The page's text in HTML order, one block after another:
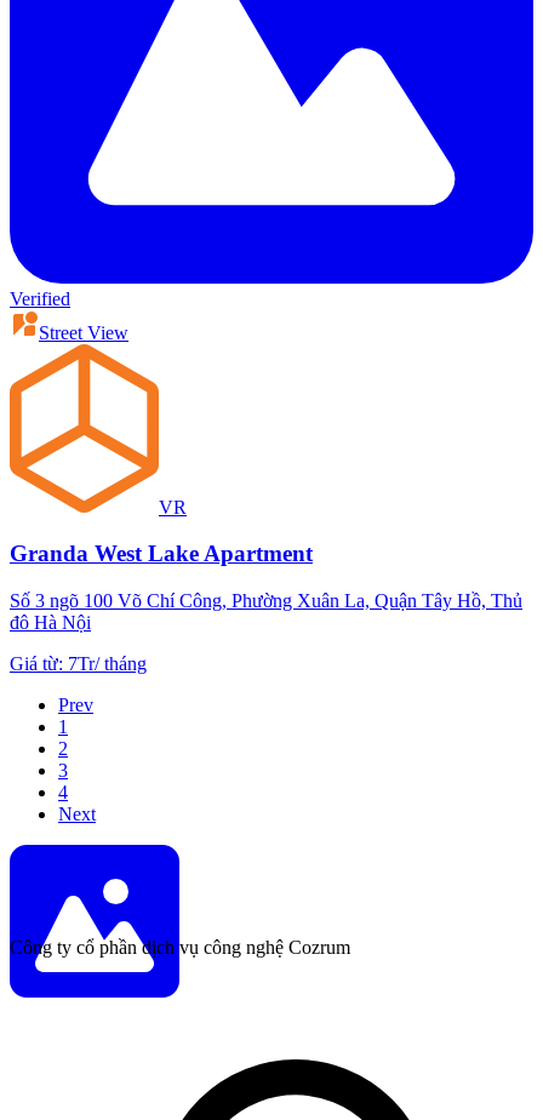
Verified
Street View
VR
Granda West Lake Apartment
Số 3 ngõ 100 Võ Chí Công, Phường Xuân La, Quận Tây Hồ, Thủ
đô Hà Nội
Giá từ: 7Tr/tháng
Prev
1
2
3
4
Next
Công ty cổ phần dịch vụ công nghệ Cozrum